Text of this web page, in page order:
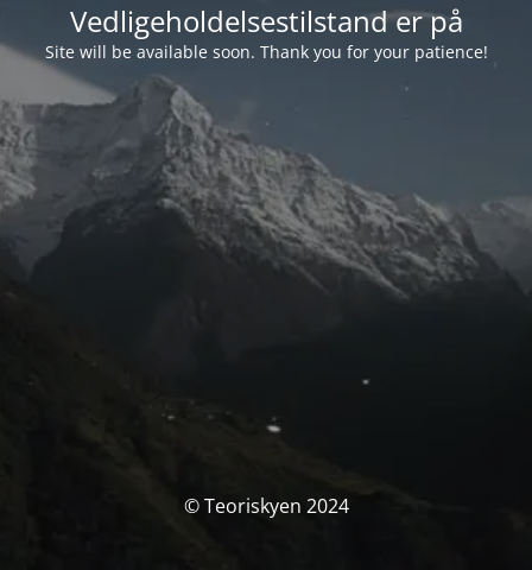
Vedligeholdelsestilstand er på
Site will be available soon. Thank you for your patience!
© Teoriskyen 2024